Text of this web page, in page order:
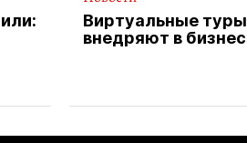
Виртуальные туры
внедряют в бизнес